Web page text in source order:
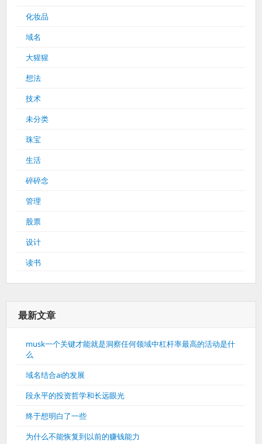
化妆品
域名
大猩猩
想法
技术
未分类
珠宝
生活
碎碎念
管理
股票
设计
读书
最新文章
musk一个关键才能就是洞察任何领域中杠杆率最高的活动是什
么
域名结合ai的发展
段永平的投资哲学和长远眼光
终于想明白了一些
为什么不能恢复到以前的赚钱能力